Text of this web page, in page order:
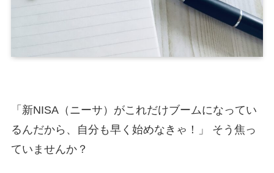
「新NISA（ニーサ）がこれだけブームになってい
るんだから、自分も早く始めなきゃ！」 そう焦っ
ていませんか？